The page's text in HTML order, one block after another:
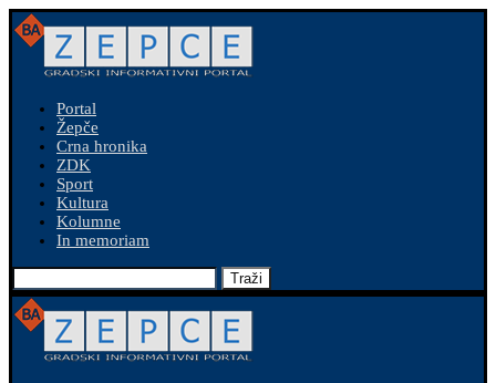
Portal
Žepče
Crna hronika
ZDK
Sport
Kultura
Kolumne
In memoriam
Traži